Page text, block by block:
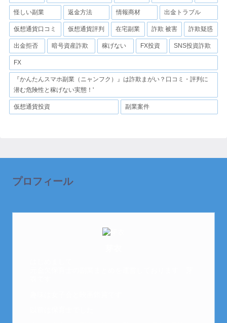
怪しい副業 返金方法 情報商材 出金トラブル
仮想通貨口コミ 仮想通貨評判 在宅副業 詐欺 被害 詐欺疑惑
出金拒否 暗号資産詐欺 稼げない FX投資 SNS投資詐欺
FX
『かんたんスマホ副業（ニャンフク）』は詐欺まがい？口コミ・評判に
潜む危険性と稼げない実態！'
仮想通貨投資 副業案件
プロフィール